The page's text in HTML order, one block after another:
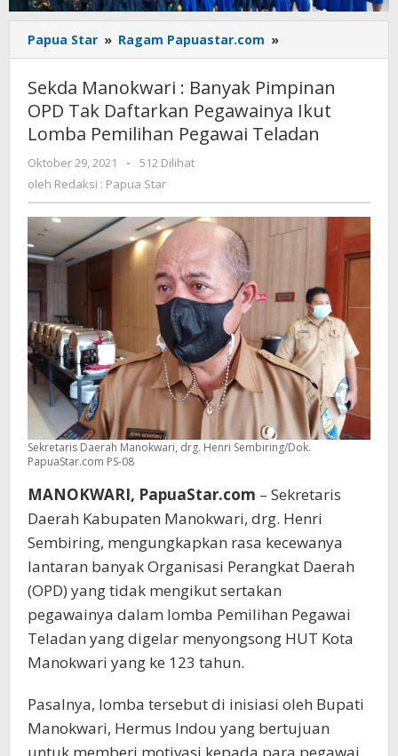
Papua Star » Ragam Papuastar.com »
Manokwari
Banyak
Pimpinan
OPD
Ikut
Lomba
Pemilihan
Sekda Manokwari : Banyak Pimpinan
OPD Tak Daftarkan Pegawainya Ikut
Lomba Pemilihan Pegawai Teladan
Oktober 29, 2021
oleh
Redaksi
Star
-
512 Dilihat
oleh Redaksi : Papua Star
Sekretaris Daerah Manokwari, drg. Henri Sembiring/Dok.
PapuaStar.com PS-08
MANOKWARI, PapuaStar.com – Sekretaris
Daerah Kabupaten Manokwari, drg. Henri
Sembiring, mengungkapkan rasa kecewanya
lantaran banyak Organisasi Perangkat Daerah
(OPD) yang tidak mengikut sertakan
pegawainya dalam lomba Pemilihan Pegawai
Teladan yang digelar menyongsong HUT Kota
Manokwari yang ke 123 tahun.
Pasalnya, lomba tersebut di inisiasi oleh Bupati
Manokwari, Hermus Indou yang bertujuan